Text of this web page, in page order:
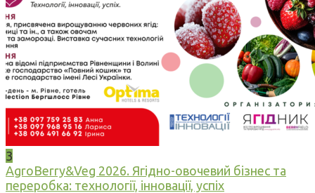
3
AgroBerry&Veg 2026. Ягідно-овочевий бізнес та
переробка: технології, інновації, успіх